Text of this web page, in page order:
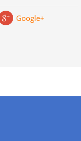
Google+